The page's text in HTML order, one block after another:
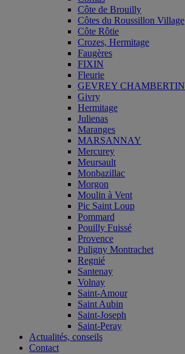
Côte de Brouilly
Côtes du Roussillon Village
Côte Rôtie
Crozes, Hermitage
Faugères
FIXIN
Fleurie
GEVREY CHAMBERTIN
Givry
Hermitage
Julienas
Maranges
MARSANNAY
Mercurey
Meursault
Monbazillac
Morgon
Moulin à Vent
Pic Saint Loup
Pommard
Pouilly Fuissé
Provence
Puligny Montrachet
Regnié
Santenay
Volnay
Saint-Amour
Saint Aubin
Saint-Joseph
Saint-Peray
Actualités, conseils
Contact